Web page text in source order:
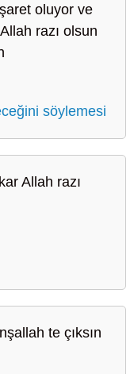
oluyor ve
razı olsun
söylemesi
Allah razı
te çıksın